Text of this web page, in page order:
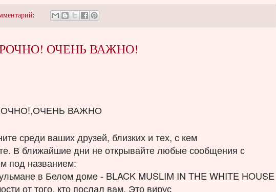
ОЧЕНЬ ВАЖНО!
ВАЖНО
среди ваших друзей, близких и тех, с кем
В ближайшие дни не открывайте любые сообщения с
под названием:
в Белом доме - BLACK MUSLIM IN THE WHITE HOUSE
от того, кто послал вам. Это вирус